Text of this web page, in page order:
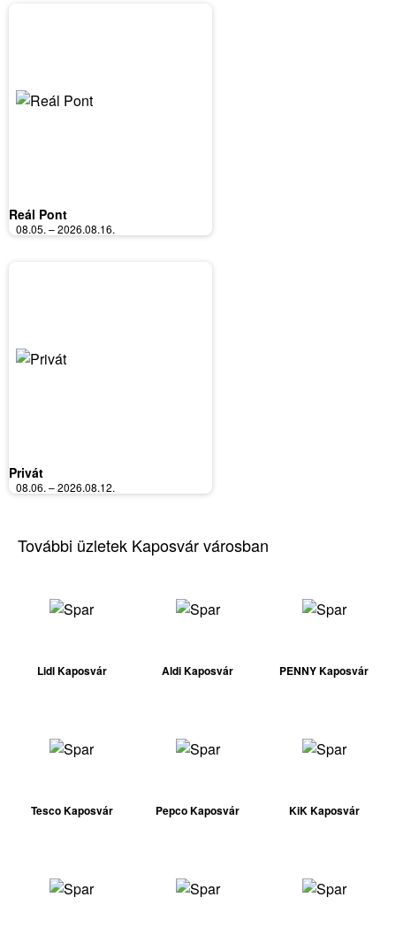
Reál Pont
08.05. – 2026.08.16.
Privát
08.06. – 2026.08.12.
További üzletek Kaposvár városban
Lidl Kaposvár Aldi Kaposvár PENNY Kaposvár
Tesco Kaposvár Pepco Kaposvár KiK Kaposvár